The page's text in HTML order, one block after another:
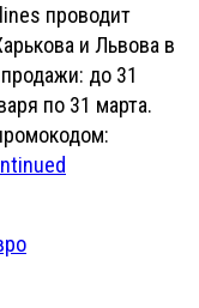
проводит
и Львова в
до 31
по 31 марта.